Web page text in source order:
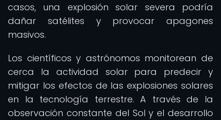
casos, una explosión solar severa podría
dañar satélites y provocar apagones
masivos.
Los científicos y astrónomos monitorean de
cerca la actividad solar para predecir y
mitigar los efectos de las explosiones solares
en la tecnología terrestre. A través de la
observación constante del Sol y el desarrollo